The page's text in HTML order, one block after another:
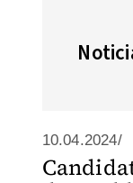
10.04.2024/